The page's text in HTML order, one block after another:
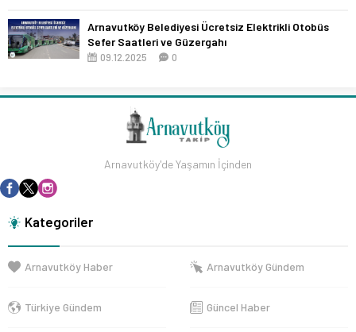
Arnavutköy Belediyesi Ücretsiz Elektrikli Otobüs
Sefer Saatleri ve Güzergahı
09.12.2025 0
Arnavutköy'de Yaşamın İçinden
Kategoriler
Arnavutköy Haber Arnavutköy Gündem
Türkiye Gündem Güncel Haber